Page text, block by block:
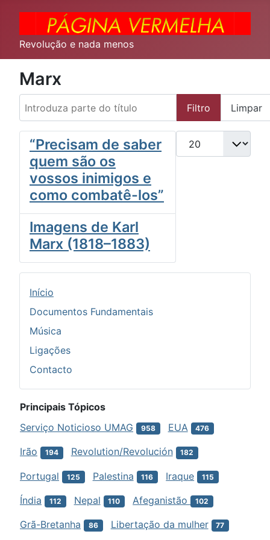
Revolução e nada menos
Marx
Introduza parte do título
Filtro Limpar
Qtd. a exibir
“Precisam de saber
quem são os
vossos inimigos e
como combatê-los”
Imagens de Karl
Marx (1818–1883)
Início
Documentos Fundamentais
Música
Ligações
Contacto
Principais Tópicos
Serviço Noticioso UMAG
958 EUA 476
Irão 194 Revolution/Revolución 182
Portugal 125 Palestina 116 Iraque 115
Índia 112 Nepal 110 Afeganistão 102
Grã-Bretanha 86 Libertação da mulher 77